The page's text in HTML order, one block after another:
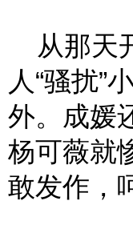
从那天
人“骚扰”
外。成媛
杨可薇就
敢发作，